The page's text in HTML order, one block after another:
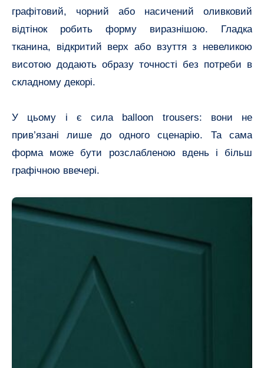
графітовий, чорний або насичений оливковий
відтінок робить форму виразнішою. Гладка
тканина, відкритий верх або взуття з невеликою
висотою додають образу точності без потреби в
складному декорі.
У цьому і є сила balloon trousers: вони не
прив’язані лише до одного сценарію. Та сама
форма може бути розслабленою вдень і більш
графічною ввечері.